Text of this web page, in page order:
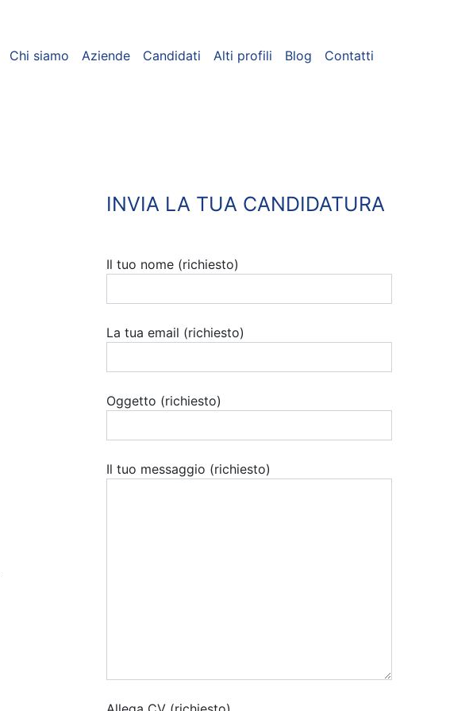
Chi siamo Aziende Candidati Alti profili Blog Contatti
INVIA LA TUA CANDIDATURA
Il tuo nome (richiesto)
La tua email (richiesto)
Oggetto (richiesto)
Il tuo messaggio (richiesto)